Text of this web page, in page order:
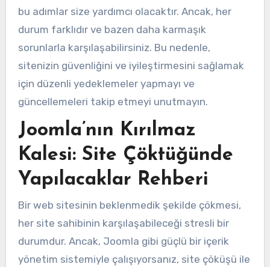
bu adımlar size yardımcı olacaktır. Ancak, her
durum farklıdır ve bazen daha karmaşık
sorunlarla karşılaşabilirsiniz. Bu nedenle,
sitenizin güvenliğini ve iyileştirmesini sağlamak
için düzenli yedeklemeler yapmayı ve
güncellemeleri takip etmeyi unutmayın.
Joomla’nın Kırılmaz
Kalesi: Site Çöktüğünde
Yapılacaklar Rehberi
Bir web sitesinin beklenmedik şekilde çökmesi,
her site sahibinin karşılaşabileceği stresli bir
durumdur. Ancak, Joomla gibi güçlü bir içerik
yönetim sistemiyle çalışıyorsanız, site çöküşü ile